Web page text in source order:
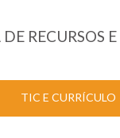
DE RECURSOS
TIC E CURRÍCULO